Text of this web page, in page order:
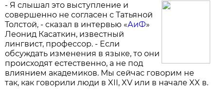
- Я слышал это выступление и
совершенно не согласен с Татьяной
Толстой, - сказал в интервью «АиФ»
Леонид Касаткин, известный
лингвист, профессор. - Если
обсуждать изменения в языке, то они
происходят естественно, а не под
влиянием академиков. Мы сейчас говорим не
так, как говорили люди в XII, XV или в начале XX в.